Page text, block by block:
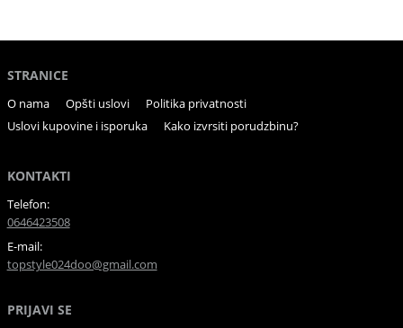
STRANICE
O nama Opšti uslovi
Politika privatnosti
Uslovi kupovine i isporuka
Kako izvrsiti porudzbinu?
KONTAKTI
Telefon:
0646423508
E-mail:
topstyle024doo@gmail.com
PRIJAVI SE